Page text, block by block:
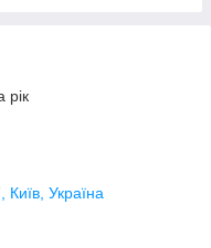
рік
Україна